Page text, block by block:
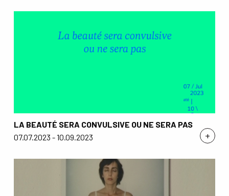
+
LA BEAUTÉ SERA CONVULSIVE OU NE SERA PAS
07.07.2023 - 10.09.2023